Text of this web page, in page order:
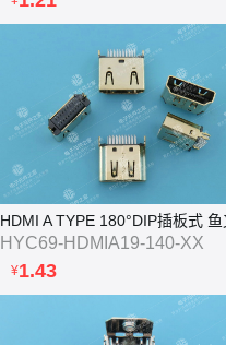
HDMI A TYPE 180°DIP插板式
HYC69-HDMIA19-140-XX
¥1.43